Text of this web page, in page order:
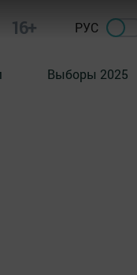
16+ РУС
Выборы 2025